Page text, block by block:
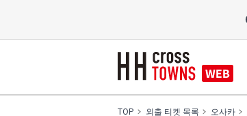
TOP 외출 티켓 목록 오사카